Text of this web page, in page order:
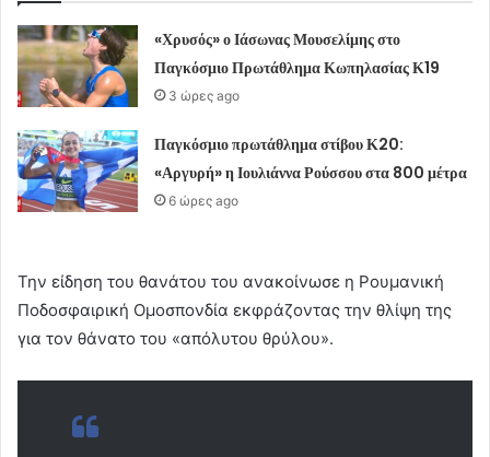
«Χρυσός» ο Ιάσωνας Μουσελίμης στο
Παγκόσμιο Πρωτάθλημα Κωπηλασίας Κ19
3 ώρες ago
Παγκόσμιο πρωτάθλημα στίβου Κ20:
«Αργυρή» η Ιουλιάννα Ρούσσου στα 800 μέτρα
6 ώρες ago
Την είδηση του θανάτου του ανακοίνωσε η Ρουμανική
Ποδοσφαιρική Ομοσπονδία εκφράζοντας την θλίψη της
για τον θάνατο του «απόλυτου θρύλου».